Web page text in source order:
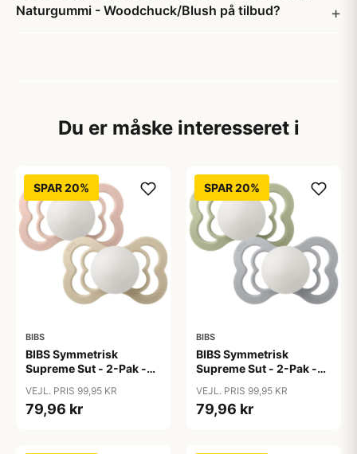
Naturgummi - Woodchuck/Blush på tilbud?
Du er måske interesseret i
SPAR 20%
BIBS
BIBS Symmetrisk
Supreme Sut - 2-Pak -
GLOW - Blush/Vanilla
VEJL. PRIS 99,95 KR
79,96 kr
SPAR 20%
BIBS
BIBS Symmetrisk
Supreme Sut - 2-Pak -
GLOW - Sage/Cloud
VEJL. PRIS 99,95 KR
79,96 kr